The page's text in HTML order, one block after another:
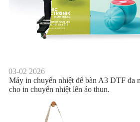
03-02 2026
Máy in chuyển nhiệt để bàn A3 DTF đa
cho in chuyển nhiệt lên áo thun.